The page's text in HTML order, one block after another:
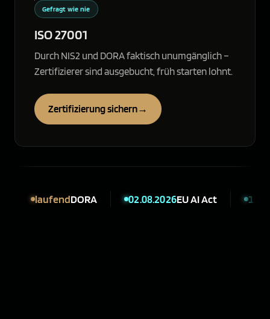
Gefragt wie nie
ISO 27001
Durch NIS2 und DORA faktisch unumgänglich –
Zertifizierer sind ausgebucht, früh starten lohnt.
Zertifizierung sichern→
laufendDORA 02.08.2026EU AI Act